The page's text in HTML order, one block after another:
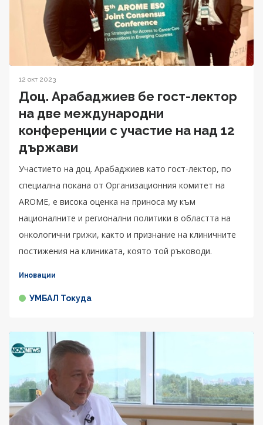
12 окт 2023
Доц. Арабаджиев бе гост-лектор
на две международни
конференции с участие на над 12
държави
Участието на доц. Арабаджиев като гост-лектор, по
специална покана от Организационния комитет на
AROME, е висока оценка на приноса му към
националните и регионални политики в областта на
онкологични грижи, както и признание на клиничните
постижения на клиниката, която той ръководи.
Иновации
УМБАЛ Токуда